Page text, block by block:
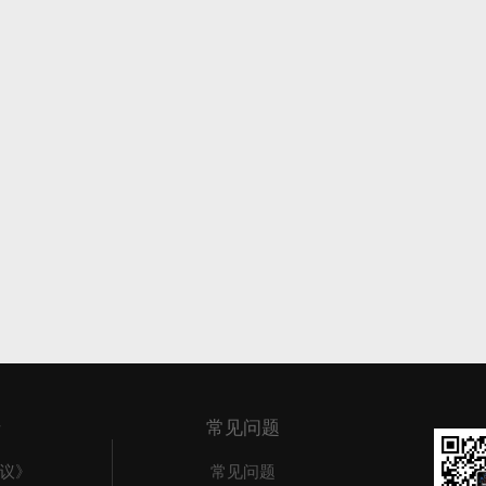
》
常见问题
常见问题